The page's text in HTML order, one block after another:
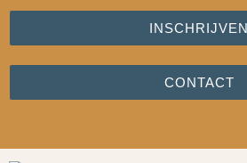
INSCHRIJVEN
CONTACT